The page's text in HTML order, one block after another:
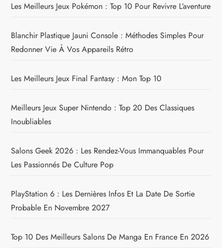
Les Meilleurs Jeux Pokémon : Top 10 Pour Revivre L’aventure
Blanchir Plastique Jauni Console : Méthodes Simples Pour
Redonner Vie À Vos Appareils Rétro
Les Meilleurs Jeux Final Fantasy : Mon Top 10
Meilleurs Jeux Super Nintendo : Top 20 Des Classiques
Inoubliables
Salons Geek 2026 : Les Rendez-Vous Immanquables Pour
Les Passionnés De Culture Pop
PlayStation 6 : Les Dernières Infos Et La Date De Sortie
Probable En Novembre 2027
Top 10 Des Meilleurs Salons De Manga En France En 2026